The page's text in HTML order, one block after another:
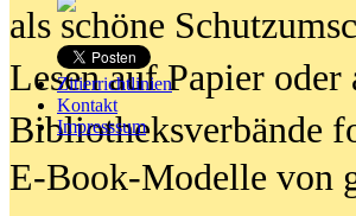
Zitierrichtlinien
Kontakt
Impresssum
als schöne
Lesen auf Papier
Bibliotheksverbände
E-Book-Modelle von